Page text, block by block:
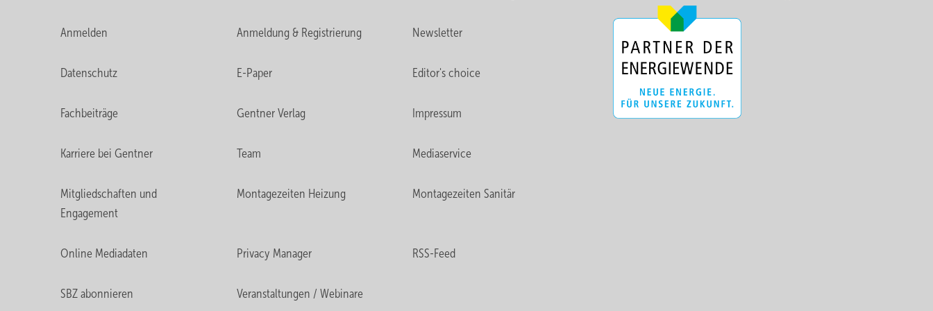
Anmelden Anmeldung & Registrierung Newsletter
Datenschutz E-Paper Editor's choice
Fachbeiträge Gentner Verlag Impressum
Karriere bei Gentner Team Mediaservice
Mitgliedschaften und
Engagement
Montagezeiten Heizung Montagezeiten Sanitär
Online Mediadaten Privacy Manager RSS-Feed
SBZ abonnieren Veranstaltungen / Webinare